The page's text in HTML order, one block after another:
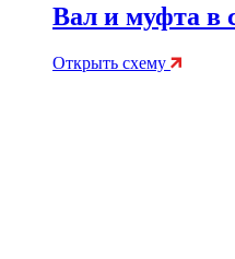
Вал и муфта в
Открыть схему